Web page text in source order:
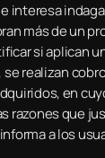
interesa
más de un
si aplican
realizan
en
razones que
a los